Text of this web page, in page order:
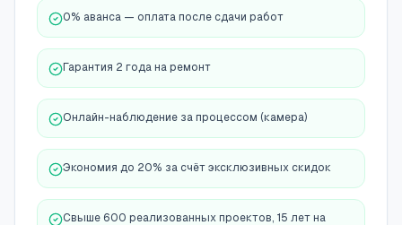
0% аванса — оплата после сдачи работ
Гарантия 2 года на ремонт
Онлайн-наблюдение за процессом (камера)
Экономия до 20% за счёт эксклюзивных скидок
Свыше 600 реализованных проектов, 15 лет на